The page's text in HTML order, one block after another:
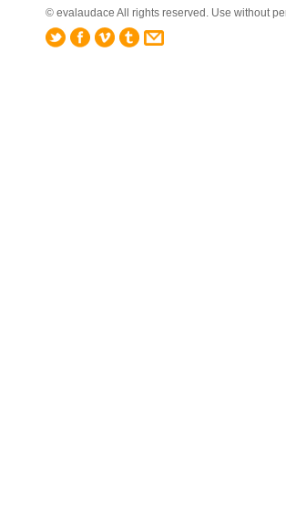
© evalaudace All rights reserved. Use without